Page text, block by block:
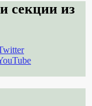
секции из